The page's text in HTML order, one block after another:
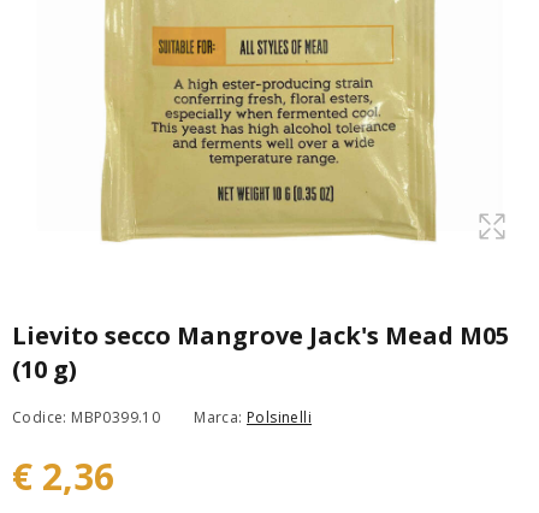
Lievito secco Mangrove Jack's Mead M05
(10 g)
Codice: MBP0399.10 Marca: Polsinelli
€ 2,36